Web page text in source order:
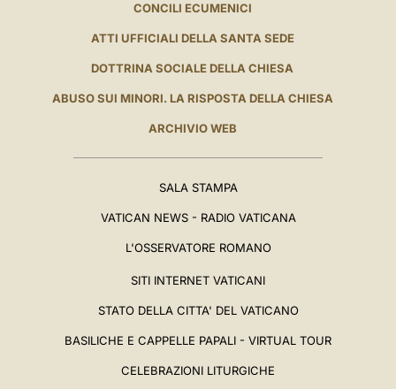
CONCILI ECUMENICI
ATTI UFFICIALI DELLA SANTA SEDE
DOTTRINA SOCIALE DELLA CHIESA
ABUSO SUI MINORI. LA RISPOSTA DELLA CHIESA
ARCHIVIO WEB
SALA STAMPA
VATICAN NEWS - RADIO VATICANA
L'OSSERVATORE ROMANO
SITI INTERNET VATICANI
STATO DELLA CITTA' DEL VATICANO
BASILICHE E CAPPELLE PAPALI - VIRTUAL TOUR
CELEBRAZIONI LITURGICHE